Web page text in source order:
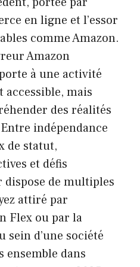
en ligne et l’essor
comme Amazon.
Amazon
à une activité
accessible, mais
des réalités
indépendance
de statut,
et défis
de multiples
attiré par
Flex ou par la
sein d’une société
ensemble dans